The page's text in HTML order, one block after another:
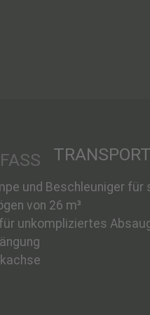
und Beschleuniger für
von 26 m³
unkompliziertes